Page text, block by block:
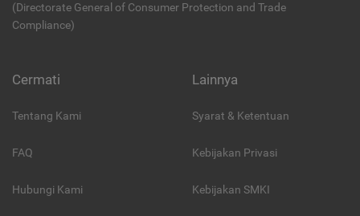
(Directorate General of Consumer Protection and Trade
Compliance)
Cermati
Tentang Kami
FAQ
Hubungi Kami
Lainnya
Syarat & Ketentuan
Kebijakan Privasi
Kebijakan SMKI